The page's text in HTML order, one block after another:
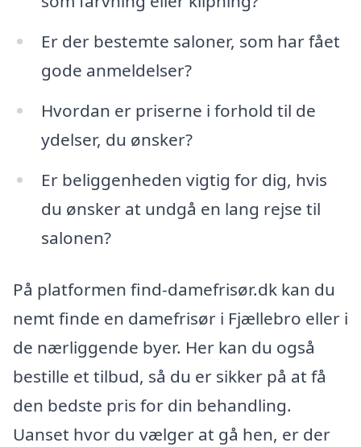
Er der bestemte saloner, som har fået
gode anmeldelser?
Hvordan er priserne i forhold til de
ydelser, du ønsker?
Er beliggenheden vigtig for dig, hvis
du ønsker at undgå en lang rejse til
salonen?
På platformen find-damefrisør.dk kan du
nemt finde en damefrisør i Fjællebro eller i
de nærliggende byer. Her kan du også
bestille et tilbud, så du er sikker på at få
den bedste pris for din behandling.
Uanset hvor du vælger at gå hen, er der